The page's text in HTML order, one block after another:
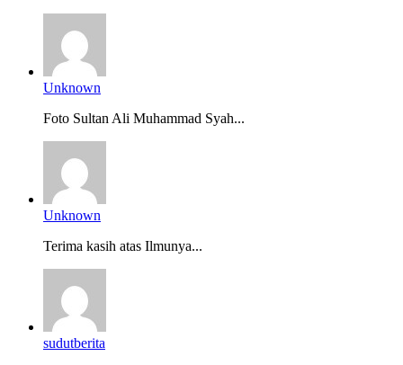
Unknown
Foto Sultan Ali Muhammad Syah...
Unknown
Terima kasih atas Ilmunya...
sudutberita